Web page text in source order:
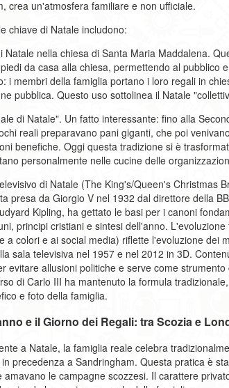
crea un'atmosfera familiare e non ufficiale.
chiave di Natale includono:
Natale nella chiesa di Santa Maria Maddalena.
da casa alla chiesa, permettendo al pubblico
i membri della famiglia portano i loro regali in
pubblica. Questo uso sottolinea il Natale
di Natale". Un fatto interessante: fino alla
reali preparavano pani giganti, che poi
benefiche. Oggi questa tradizione si è
personalmente nelle cucine delle
di Natale (The King's/Queen's Christmas
presa da Giorgio V nel 1932 dal direttore della
Kipling, ha gettato le basi per i canoni
principi cristiani e sintesi dell'anno.
a colori e ai social media) riflette l'evoluzione dei
sala televisiva nel 1957 e nel 2012 in 3D.
evitare allusioni politiche e serve come
di Carlo III ha mantenuto la formula
e foto della famiglia.
e il Giorno dei Regali: tra Scozia e
a Natale, la famiglia reale celebra
precedenza a Sandringham. Questa pratica è
amavano le campagne scozzesi. Il carattere